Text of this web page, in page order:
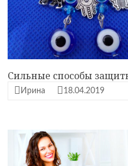
Сильные способы
Ирина 18.04.2019